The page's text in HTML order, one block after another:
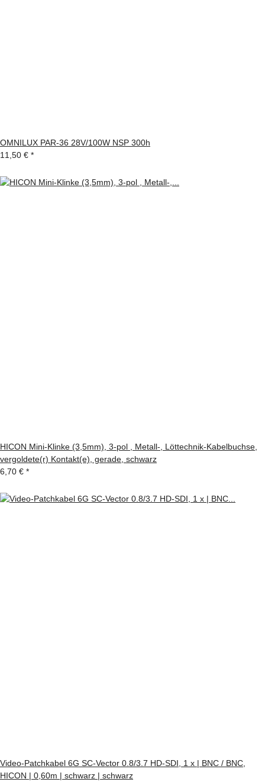
OMNILUX PAR-36 28V/100W NSP 300h
11,50 € *
HICON Mini-Klinke (3,5mm), 3-pol , Metall-, Löttechnik-Kabelbuchse,
vergoldete(r) Kontakt(e), gerade, schwarz
6,70 € *
Video-Patchkabel 6G SC-Vector 0.8/3.7 HD-SDI, 1 x | BNC / BNC,
HICON | 0,60m | schwarz | schwarz